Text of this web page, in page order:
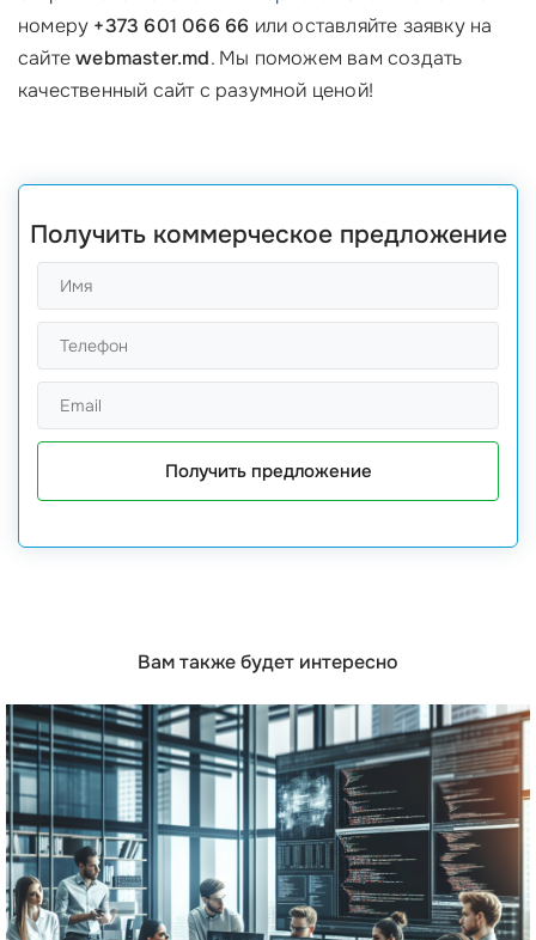
номеру +373 601 066 66 или оставляйте заявку на
сайтеwebmaster.md. Мы поможем вам создать
качественный сайт с разумной ценой!
Получить коммерческое предложение
Получить предложение
Вам также будет интересно